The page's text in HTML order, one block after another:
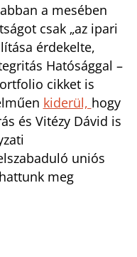
a mesében
csak „az ipari
érdekelte,
Hatósággal –
cikket is
kiderül, hogy
és Vitézy Dávid is
uniós
meg